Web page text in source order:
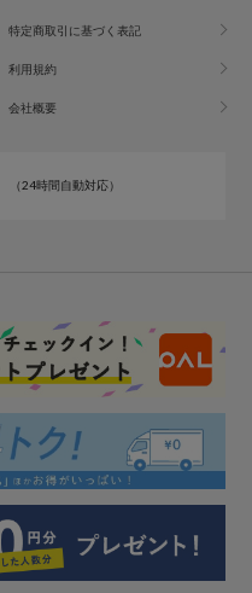
特定商取引に基づく表記
利用規約
会社概要
（24時間自動対応）